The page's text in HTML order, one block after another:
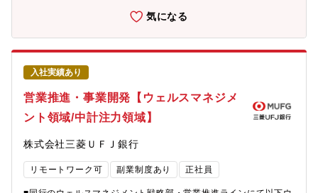
織】楽楽クラウド事業本部 マーケティング統括部 マーケテ
想定イメージ・ご入社後は既存の組織に入っていただき、組織の
としての進行をお任せ ↓・チームリーダーとして複数名のメンバ
ーの業務遂行支援をお任せ ↓・取組みや成果に応じて、ゆくゆく
は管理職として組織運営をお任せ（課長代理 / 課長レイヤーへの
昇格）・ご希望と組織状況に応じて、他組織・他職種へのキャリ
アチェンジも可能（社内公募等の社内異動の実績もあり）【この
ポジションの魅力】・潤沢な予算とリソースのもとで業務経験を
積むことができる継続的な事業成長と増収により、潤沢なリソー
かかる申請費用等は当社が負担し、成果報酬型のサービスを提供
しています。また、クレジットに買い手が付かなかった場合で
も、当社が時価での買取を保障することで、自治体にとって収益
のみが入る・リスクを抑えられたモデルを実現しています。具体
的には、以下サービスを提供していく予定です。・ 森林カーボン
クレジット創出支援└森林カーボンクレジットの生成から販売まで
成功報酬型のワンストップサービスを提供いたします。・ 環境価
値PR└地域脱炭素の取り組みを効果的に対外発信し、環境イベン
トの企画をサポートします。・その他新サービス└今後は森林デー
新たな領域にも着?していく予定です。本事業に参画いただき、一
緒に事業を推進する仲間を募集します。熱い想いがある方、歓迎
です！【お任せしたいこと】同社サービスを地方自治体および企
気になる
入社実績あり
営業推進・事業開発【ウェルスマネジメ
ント領域/中計注力領域】
株式会社三菱ＵＦＪ銀行
リモートワーク可 副業制度あり 正社員